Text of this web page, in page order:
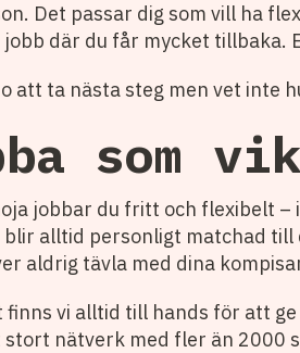
Det passar dig som vill ha
jobb där du får mycket tillbaka.
att ta nästa steg men vet inte
som
jobbar du fritt och flexibelt
blir alltid personligt matchad
aldrig tävla med dina
finns vi alltid till hands för att
stort nätverk med fler än 2000